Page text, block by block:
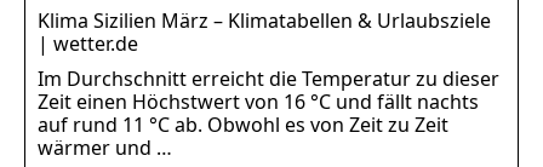
Klima Sizilien März – Klimatabellen & Urlaubsziele
| wetter.de
Im Durchschnitt erreicht die Temperatur zu dieser
Zeit einen Höchstwert von 16 °C und fällt nachts
auf rund 11 °C ab. Obwohl es von Zeit zu Zeit
wärmer und …